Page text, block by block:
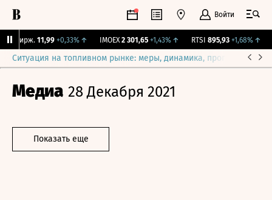
Войти
Бирж. 11,99 +0,33%↑ IMOEX 2 301,65 +1,43%↑ RTSI 895,93 +1,68%↑
Ситуация на топливном рынке: меры, динамика, прогнозы
Медиа 28 Декабря 2021
Показать еще